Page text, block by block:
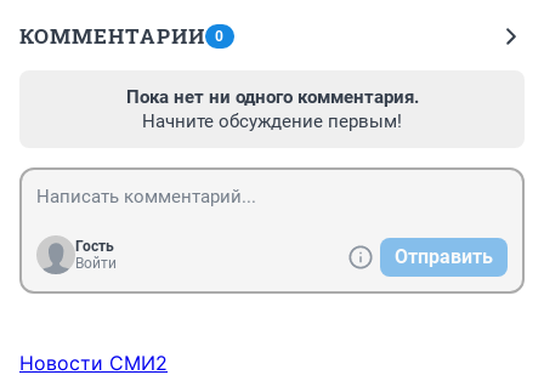
КОММЕНТАРИИ 0
Пока нет ни одного комментария.
Начните обсуждение первым!
Гость
Войти
Отправить
Новости СМИ2